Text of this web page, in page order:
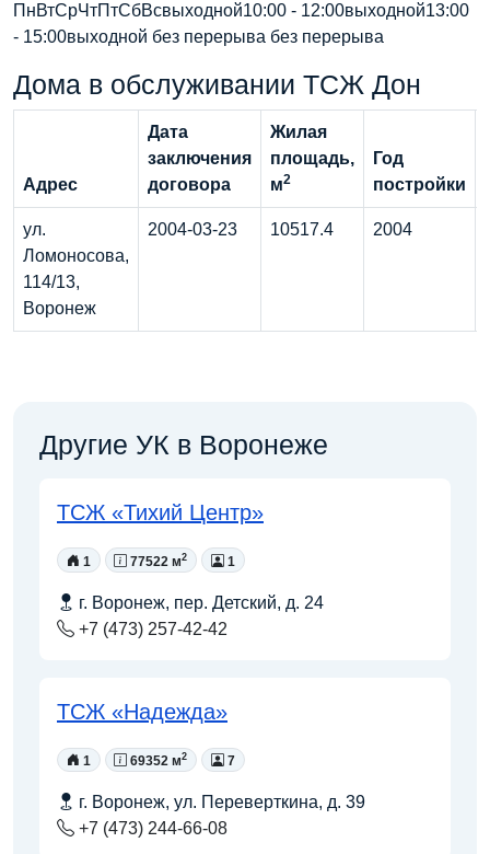
ПнВтСрЧтПтСбВсвыходной10:00 - 12:00выходной13:00
- 15:00выходной без перерыва без перерыва
Дома в обслуживании ТСЖ Дон
Адрес
Дата
заключения
договора
Жилая
площадь,
м2
Год
постройки
ул.
Ломоносова,
114/13,
Воронеж
2004-03-23 10517.4 2004
Другие УК в Воронеже
ТСЖ «Тихий Центр»
1 77522 м2 1
г. Воронеж, пер. Детский, д. 24
+7 (473) 257-42-42
ТСЖ «Надежда»
1 69352 м2 7
г. Воронеж, ул. Переверткина, д. 39
+7 (473) 244-66-08